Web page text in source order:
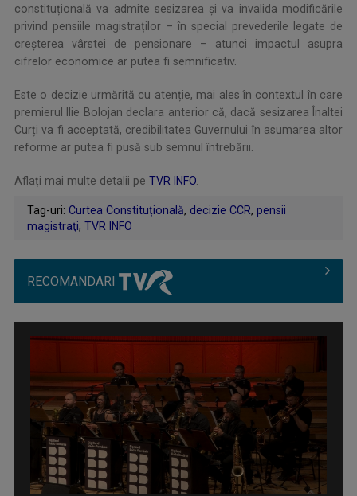
constituțională va admite sesizarea și va invalida modificările
privind pensiile magistraților – în special prevederile legate de
creșterea vârstei de pensionare – atunci impactul asupra
cifrelor economice ar putea fi semnificativ.
Este o decizie urmărită cu atenție, mai ales în contextul în care
premierul Ilie Bolojan declara anterior că, dacă sesizarea Înaltei
Curți va fi acceptată, credibilitatea Guvernului în asumarea altor
reforme ar putea fi pusă sub semnul întrebării.
Aflați mai multe detalii pe TVR INFO.
Tag-uri: Curtea Constituțională, decizie CCR, pensii
magistraţi, TVR INFO
RECOMANDARI